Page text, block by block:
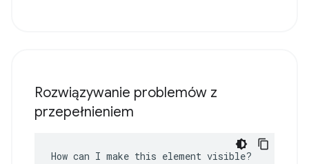
Rozwiązywanie problemów z
przepełnieniem
How can I make this element visible?